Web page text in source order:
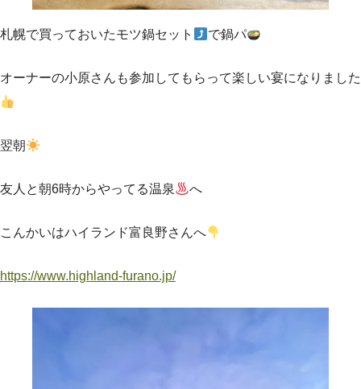
札幌で買っておいたモツ鍋セット で鍋パ
オーナーの小原さんも参加してもらって楽しい宴になりました
翌朝
友人と朝6時からやってる温泉 へ
こんかいはハイランド富良野さんへ
https://www.highland-furano.jp/